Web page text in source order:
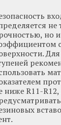
не
но и
ниже R11-